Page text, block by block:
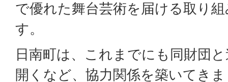
で優れた舞台芸術を届ける取り
す。
日南町は、これまでにも同財団
開くなど、協力関係を築いてき